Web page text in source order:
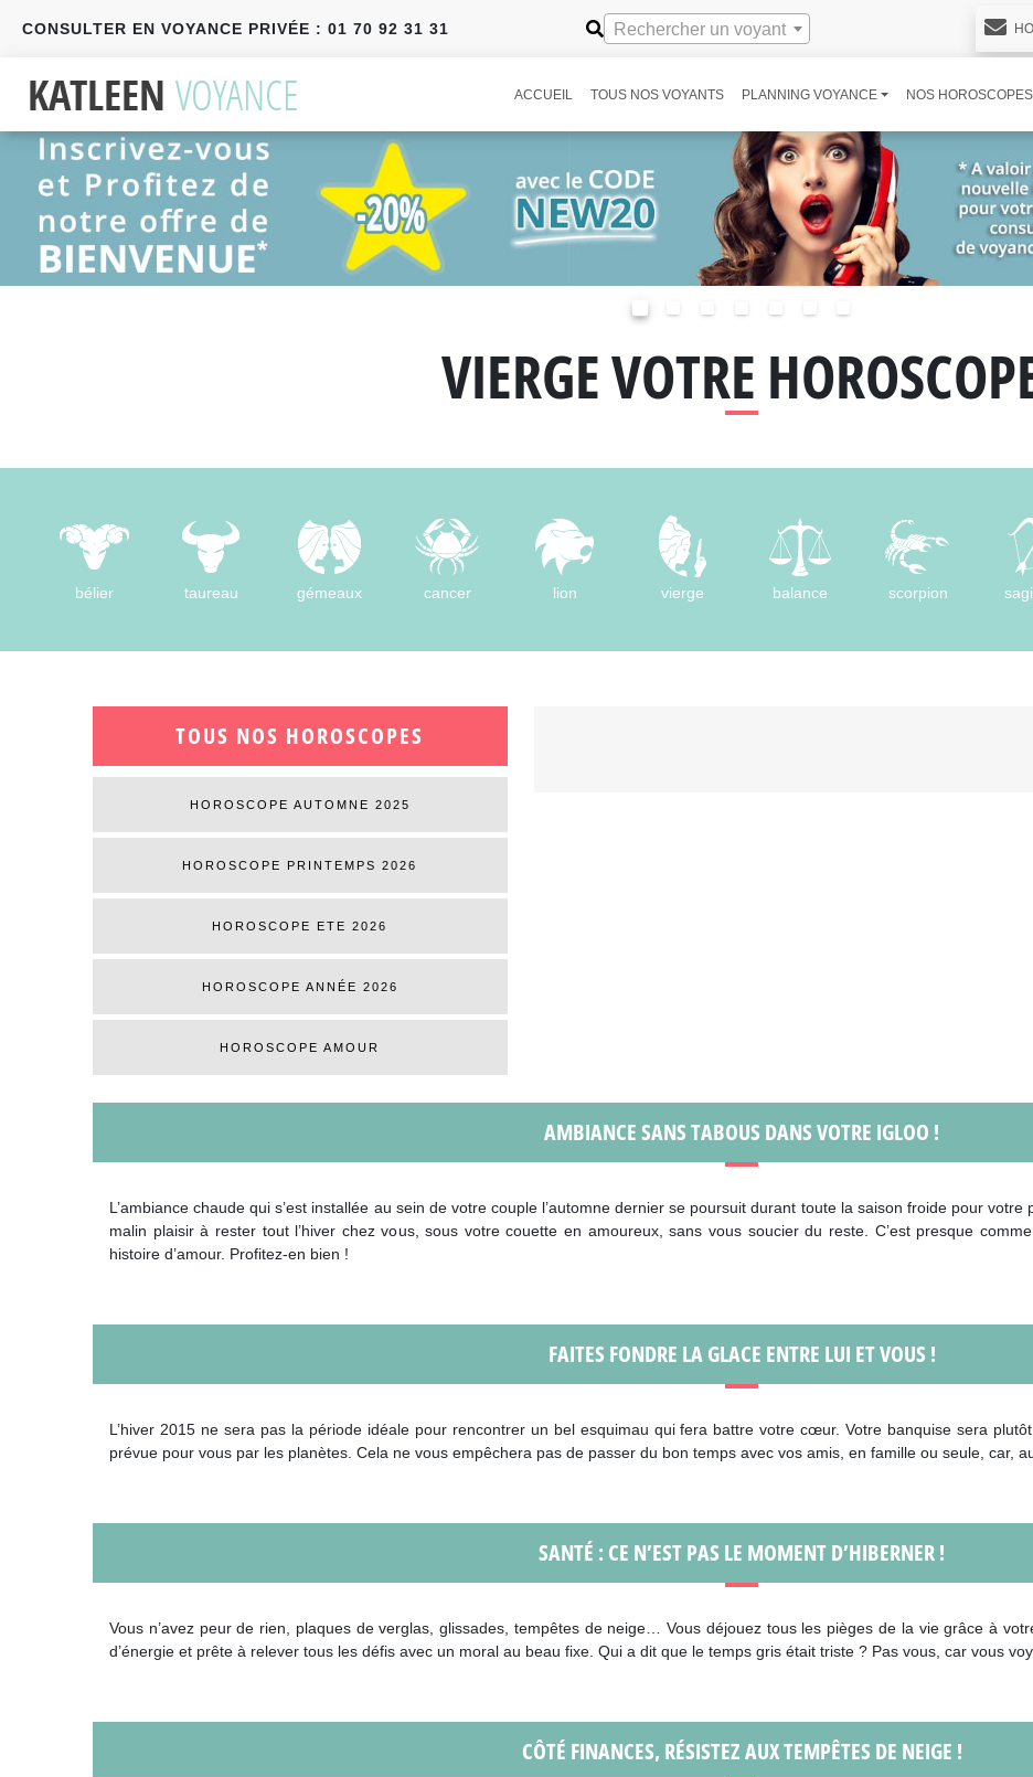
CONSULTER EN VOYANCE PRIVÉE : 01 70 92 31 31 Rechercher un voyant
ACCUEIL TOUS NOS VOYANTS PLANNING VOYANCE NOS HOROSCOPES
VIERGE VOTRE
bélier taureau gémeaux cancer lion vierge balance scorpion
TOUS NOS HOROSCOPES
HOROSCOPE AUTOMNE 2025
HOROSCOPE PRINTEMPS 2026
HOROSCOPE ETE 2026
HOROSCOPE ANNÉE 2026
HOROSCOPE AMOUR
AMBIANCE SANS TABOUS DANS VOTRE IGLOO !
L’ambiance chaude qui s’est installée au sein de votre couple l’automne dernier se poursuit durant toute la saison froide pour
malin plaisir à rester tout l’hiver chez vous, sous votre couette en amoureux, sans vous soucier du reste. C’est presque
histoire d’amour. Profitez-en bien !
FAITES FONDRE LA GLACE ENTRE LUI ET VOUS !
L’hiver 2015 ne sera pas la période idéale pour rencontrer un bel esquimau qui fera battre votre cœur. Votre banquise sera
prévue pour vous par les planètes. Cela ne vous empêchera pas de passer du bon temps avec vos amis, en famille ou seule, car,
SANTÉ : CE N’EST PAS LE MOMENT D’HIBERNER !
Vous n’avez peur de rien, plaques de verglas, glissades, tempêtes de neige… Vous déjouez tous les pièges de la vie grâce à
d’énergie et prête à relever tous les défis avec un moral au beau fixe. Qui a dit que le temps gris était triste ? Pas vous, car vous
CÔTÉ FINANCES, RÉSISTEZ AUX TEMPÊTES DE NEIGE !